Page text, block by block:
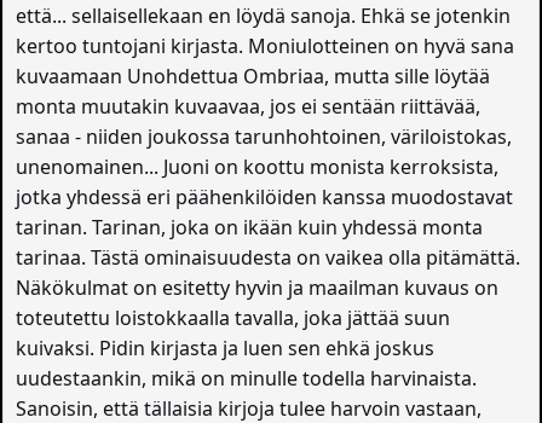
että... sellaisellekaan en löydä sanoja. Ehkä se jotenkin
kertoo tuntojani kirjasta. Moniulotteinen on hyvä sana
kuvaamaan Unohdettua Ombriaa, mutta sille löytää
monta muutakin kuvaavaa, jos ei sentään riittävää,
sanaa - niiden joukossa tarunhohtoinen, väriloistokas,
unenomainen... Juoni on koottu monista kerroksista,
jotka yhdessä eri päähenkilöiden kanssa muodostavat
tarinan. Tarinan, joka on ikään kuin yhdessä monta
tarinaa. Tästä ominaisuudesta on vaikea olla pitämättä.
Näkökulmat on esitetty hyvin ja maailman kuvaus on
toteutettu loistokkaalla tavalla, joka jättää suun
kuivaksi. Pidin kirjasta ja luen sen ehkä joskus
uudestaankin, mikä on minulle todella harvinaista.
Sanoisin, että tällaisia kirjoja tulee harvoin vastaan,